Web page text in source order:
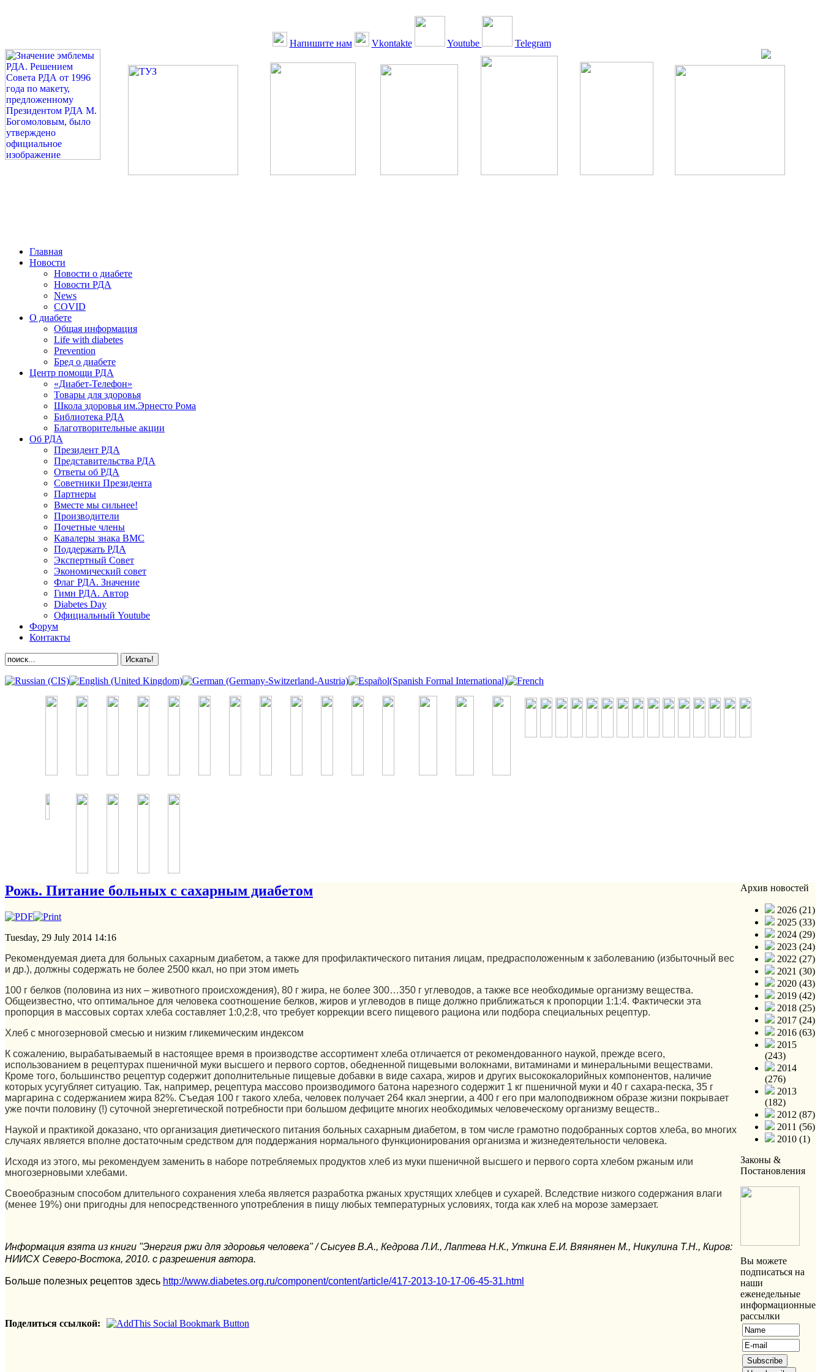
Напишите нам Vkontakte Youtube Telegram
Главная
Новости
Новости о диабете
Новости РДА
News
COVID
О диабете
Общая информация
Life with diabetes
Prevention
Бред о диабете
Центр помощи РДА
«Диабет-Телефон»
Товары для здоровья
Школа здоровья им.Эрнесто Рома
Библиотека РДА
Благотворительные акции
Об РДА
Президент РДА
Представительства РДА
Ответы об РДА
Советники Президента
Партнеры
Вместе мы сильнее!
Производители
Почетные члены
Кавалеры знака ВМС
Поддержать РДА
Экспертный Совет
Экономический совет
Флаг РДА. Значение
Гимн РДА. Автор
Diabetes Day
Официальный Youtube
Форум
Контакты
Рожь. Питание больных с сахарным диабетом
Tuesday, 29 July 2014 14:16
Рекомендуемая диета для больных сахарным диабетом, а также для профилактического питания лицам, предрасположенным к заболеванию (избыточный вес
и др.), должны содержать не более 2500 ккал, но при этом иметь
100 г белков (половина из них – животного происхождения), 80 г жира, не более 300…350 г углеводов, а также все необходимые организму вещества.
Общеизвестно, что оптимальное для человека соотношение белков, жиров и углеводов в пище должно приближаться к пропорции 1:1:4. Фактически эта
пропорция в массовых сортах хлеба составляет 1:0,2:8, что требует коррекции всего пищевого рациона или подбора специальных рецептур.
Хлеб с многозерновой смесью и низким гликемическим индексом
К сожалению, вырабатываемый в настоящее время в производстве ассортимент хлеба отличается от рекомендованного наукой, прежде всего,
использованием в рецептурах пшеничной муки высшего и первого сортов, обедненной пищевыми волокнами, витаминами и минеральными веществами.
Кроме того, большинство рецептур содержит дополнительные пищевые добавки в виде сахара, жиров и других высококалорийных компонентов, наличие
которых усугубляет ситуацию. Так, например, рецептура массово производимого батона нарезного содержит 1 кг пшеничной муки и 40 г сахара-песка, 35 г
маргарина с содержанием жира 82%. Съедая 100 г такого хлеба, человек получает 264 ккал энергии, а 400 г его при малоподвижном образе жизни покрывает
уже почти половину (!) суточной энергетической потребности при большом дефиците многих необходимых человеческому организму веществ..
Наукой и практикой доказано, что организация диетического питания больных сахарным диабетом, в том числе грамотно подобранных сортов хлеба, во многих
случаях является вполне достаточным средством для поддержания нормального функционирования организма и жизнедеятельности человека.
Исходя из этого, мы рекомендуем заменить в наборе потребляемых продуктов хлеб из муки пшеничной высшего и первого сорта хлебом ржаным или
многозерновыми хлебами.
Своеобразным способом длительного сохранения хлеба является разработка ржаных хрустящих хлебцев и сухарей. Вследствие низкого содержания влаги
(менее 19%) они пригодны для непосредственного употребления в пищу любых температурных условиях, тогда как хлеб на морозе замерзает.
Информация взята из книги "Энергия ржи для здоровья человека" / Сысуев В.А., Кедрова Л.И., Лаптева Н.К., Уткина Е.И. Вяянянен М., Никулина Т.Н., Киров:
НИИСХ Северо-Востока, 2010. с разрешения автора.
Больше полезных рецептов здесь http://www.diabetes.org.ru/component/content/article/417-2013-10-17-06-45-31.html
Поделиться ссылкой:
Архив новостей
2026 (21)
2025 (33)
2024 (29)
2023 (24)
2022 (27)
2021 (30)
2020 (43)
2019 (42)
2018 (25)
2017 (24)
2016 (63)
2015
(243)
2014
(276)
2013
(182)
2012 (87)
2011 (56)
2010 (1)
Законы &
Постановления
Вы можете
подписаться на
наши
еженедельные
информационные
рассылки